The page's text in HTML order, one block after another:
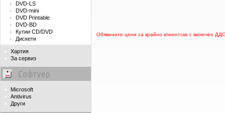
DVD-LS
DVD-mini
DVD Printable
DVD-BD
Кутии CD/DVD
Дискети
Хартия
За сервиз
Софтуер
Microsoft
Antivirus
Други
Обявените цени са крайно клиентски с включен ДДС